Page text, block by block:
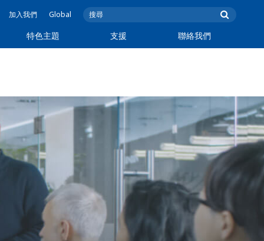
加入我們 Global
特色主題 支援 聯絡我們